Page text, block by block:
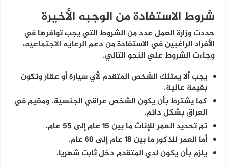
شروط الاستفادة من الوجبه الأخيرة
حددت وزارة العمل عدد من الشروط التي يجب توافرها في
الأفراد الراغبين في الاستفادة من دعم الرعايه الاجتماعيه،
وجاءت الشروط علي النحو التالي.
يجب ألا يمتلك الشخص المتقدم لأي سيارة أو عقار وتكون
بقيمة عالية.
كما يشترط بأن يكون الشخص عراقي الجنسية، ومقيم في
العراق بشكل دائم.
تم تحديد العمر للإناث ما بين 15 عام إلى 55 عام.
أما العمر للذكور ما بين 18 عام إلى 60 عام.
يلزم بأن يكون لدي المتقدم دخل ثابت شهريا.